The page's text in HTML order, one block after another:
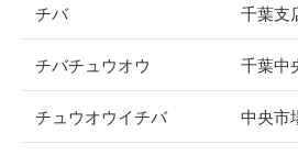
チバ 千葉支
チバチュウオウ 千葉中
チュウオウイチバ 中央市